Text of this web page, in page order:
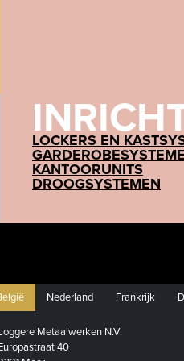
LOCKERS EN
KANTOORUNITS
DROOGSYSTEMEN
Nederland Frankrijk
Metaalwerken N.V.
40